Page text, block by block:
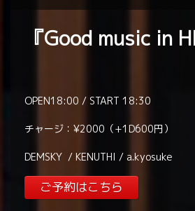
『Good music in
OPEN18:00 / START 18:30
チャージ：¥2000（+1D600円）
DEMSKY / KENUTHI / a.kyosuke
ご予約はこちら